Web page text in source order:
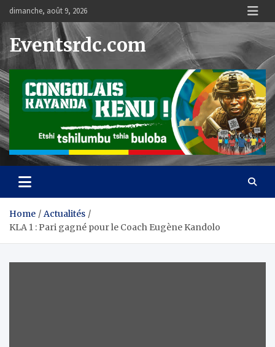
Skip
content
dimanche, août 9, 2026
Eventsrdc.com
Home
Actualités
KLA 1 : Pari gagné pour le Coach Eugène Kandolo